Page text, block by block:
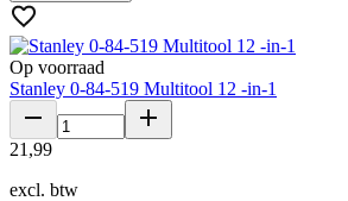
Op voorraad
Stanley 0-84-519 Multitool 12 -in-1
21 ,99
excl. btw